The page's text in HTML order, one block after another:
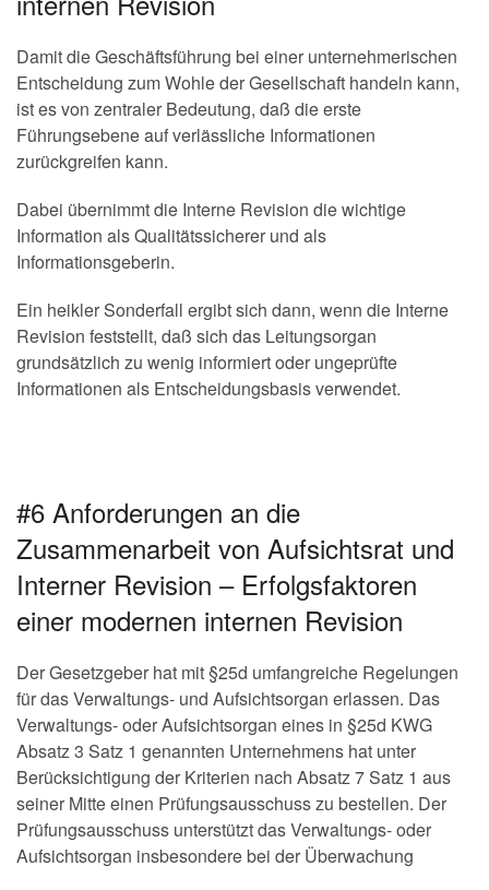
Damit die Geschäftsführung bei einer unternehmerischen
Entscheidung zum Wohle der Gesellschaft handeln kann,
ist es von zentraler Bedeutung, daß die erste
Führungsebene auf verlässliche Informationen
zurückgreifen kann.
Dabei übernimmt die Interne Revision die wichtige
Information als Qualitätssicherer und als
Informationsgeberin.
Ein heikler Sonderfall ergibt sich dann, wenn die Interne
Revision feststellt, daß sich das Leitungsorgan
grundsätzlich zu wenig informiert oder ungeprüfte
Informationen als Entscheidungsbasis verwendet.
#6 Anforderungen an die
Zusammenarbeit von Aufsichtsrat und
Interner Revision – Erfolgsfaktoren
einer modernen internen Revision
Der Gesetzgeber hat mit §25d umfangreiche Regelungen
für das Verwaltungs- und Aufsichtsorgan erlassen. Das
Verwaltungs- oder Aufsichtsorgan eines in §25d KWG
Absatz 3 Satz 1 genannten Unternehmens hat unter
Berücksichtigung der Kriterien nach Absatz 7 Satz 1 aus
seiner Mitte einen Prüfungsausschuss zu bestellen. Der
Prüfungsausschuss unterstützt das Verwaltungs- oder
Aufsichtsorgan insbesondere bei der Überwachung